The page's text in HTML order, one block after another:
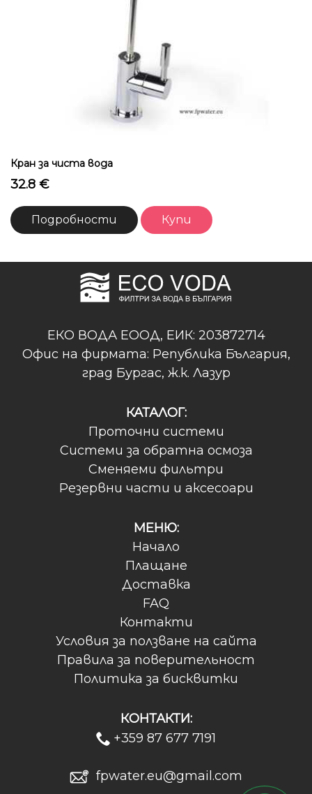
Кран за чиста вода
32.8 €
Подробности Купи
ЕКО ВОДА ЕООД, ЕИК: 203872714
Офис на фирмата: Република България,
град Бургас, ж.к. Лазур
КАТАЛОГ:
Проточни системи
Системи за обратна осмоза
Сменяеми фильтри
Резервни части и аксесоари
МЕНЮ:
Начало
Плащане
Доставка
FAQ
Контакти
Условия за ползване на сайта
Правила за поверительност
Политика за бисквитки
КОНТАКТИ:
+359 87 677 7191
fpwater.eu@gmail.com